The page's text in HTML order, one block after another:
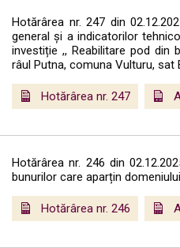
Hotărârea nr. 247 din
general și a indicatorilor
investiție ,, Reabilitare pod din
râul Putna, comuna Vulturu, sat
Hotărârea nr. 247
Hotărârea nr. 246 din
bunurilor care aparțin
Hotărârea nr. 246